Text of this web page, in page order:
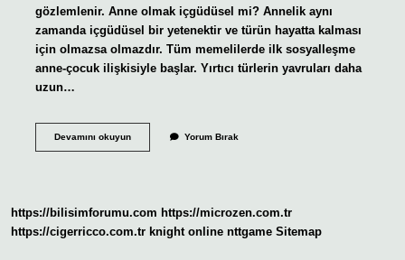
gözlemlenir. Anne olmak içgüdüsel mi? Annelik aynı
zamanda içgüdüsel bir yetenektir ve türün hayatta kalması
için olmazsa olmazdır. Tüm memelilerde ilk sosyalleşme
anne-çocuk ilişkisiyle başlar. Yırtıcı türlerin yavruları daha
uzun…
Devamını okuyunAnnelik
Yorum Bırak
https://bilisimforumu.com https://microzen.com.tr
https://cigerricco.com.tr knight online nttgame Sitemap